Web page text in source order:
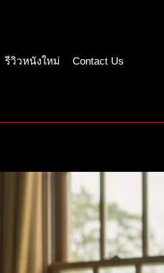
รีวิวหนังใหม่ Contact Us